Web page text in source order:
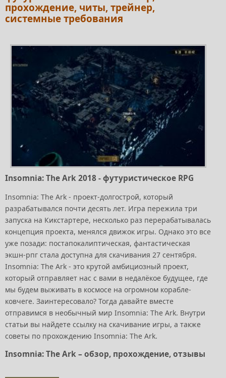
прохождение, читы, трейнер,
системные требования
Insomnia: The Ark 2018 - футуристическое RPG
Insomnia: The Ark - проект-долгострой, который
разрабатывался почти десять лет. Игра пережила три
запуска на Кикстартере, несколько раз перерабатывалась
концепция проекта, менялся движок игры. Однако это все
уже позади: постапокалиптическая, фантастическая
экшн-рпг стала доступна для скачивания 27 сентября.
Insomnia: The Ark - это крутой амбициозный проект,
который отправляет нас с вами в недалёкое будущее, где
мы будем выживать в космосе на огромном корабле-
ковчеге. Заинтересовало? Тогда давайте вместе
отправимся в необычный мир Insomnia: The Ark. Внутри
статьи вы найдете ссылку на скачивание игры, а также
советы по прохождению Insomnia: The Ark.
Insomnia: The Ark – обзор, прохождение, отзывы